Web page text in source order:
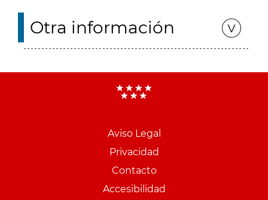
Otra información
Aviso Legal
Privacidad
Contacto
Accesibilidad